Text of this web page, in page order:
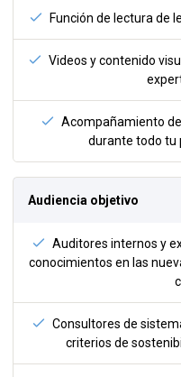
Función de lectura de
Videos y contenido
Acompañamiento
durante todo tu
Audiencia objetivo
Auditores internos y
conocimientos en las
Consultores de
criterios de